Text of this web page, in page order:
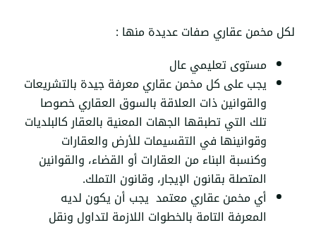
لكل مخمن عقاري صفات عديدة منها :
مستوى تعليمي عال
يجب على كل مخمن عقاري معرفة جيدة بالتشريعات
والقوانين ذات العلاقة بالسوق العقاري خصوصا
تلك التي تطبقها الجهات المعنية بالعقار كالبلديات
وقوانينها في التقسيمات للأرض والعقارات
وكنسبة البناء من العقارات أو القضاء، والقوانين
المتصلة بقانون الإيجار، وقانون التملك.
أي مخمن عقاري معتمد يجب أن يكون لديه
المعرفة التامة بالخطوات اللازمة لتداول ونقل